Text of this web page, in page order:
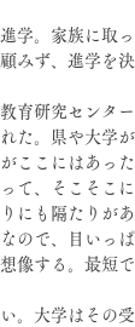
。家族に取っ
みず、進学を
育研究センタ
た。県や大学
ここにはあっ
て、そこそこ
にも隔たりが
ので、目いっ
像する。最短
大学はその